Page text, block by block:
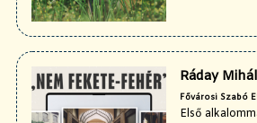
Ráday
Fővárosi Szabó
Első